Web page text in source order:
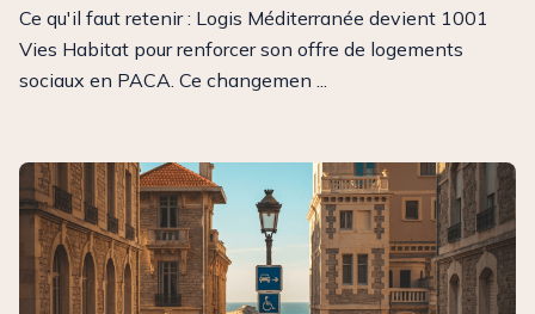
Ce qu'il faut retenir : Logis Méditerranée devient 1001
Vies Habitat pour renforcer son offre de logements
sociaux en PACA. Ce changemen ...